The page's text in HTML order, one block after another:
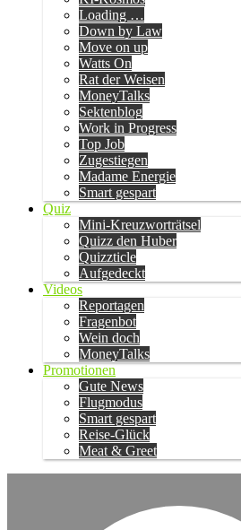
Loading …
Down by Law
Move on up
Watts On
Rat der Weisen
MoneyTalks
Sektenblog
Work in Progress
Top Job
Zugestiegen
Madame Energie
Smart gespart
Quiz
Mini-Kreuzworträtsel
Quizz den Huber
Quizzticle
Aufgedeckt
Videos
Reportagen
Fragenbot
Wein doch
MoneyTalks
Promotionen
Gute News
Flugmodus
Smart gespart
Reise-Glück
Meat & Greet